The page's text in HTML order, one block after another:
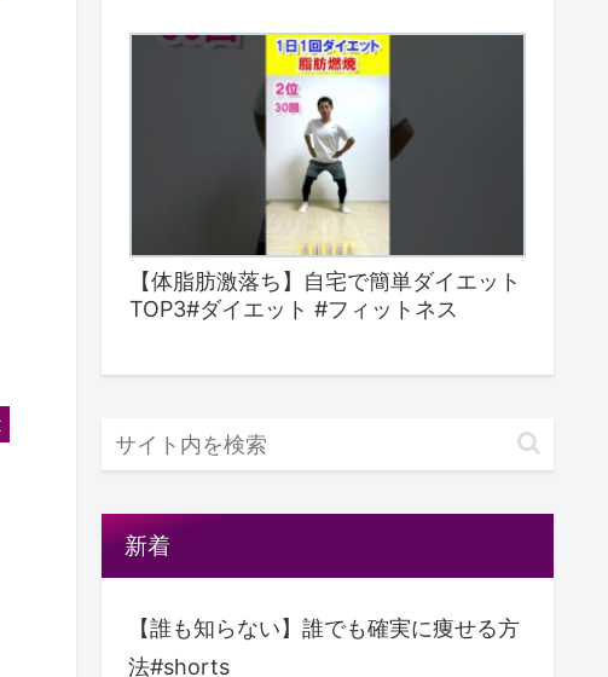
【体脂肪激落ち】自宅で簡単ダイエット
TOP3#ダイエット #フィットネス
新着
【誰も知らない】誰でも確実に痩せる方
法#shorts